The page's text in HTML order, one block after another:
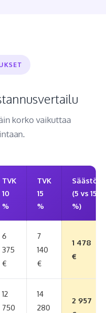
korko vaikuttaa
TVK
10
%
TVK
15
%
Säästö
(5 vs 15
%)
6
375
€
7
140
€
1 478
€
12
750
14
280
2 957